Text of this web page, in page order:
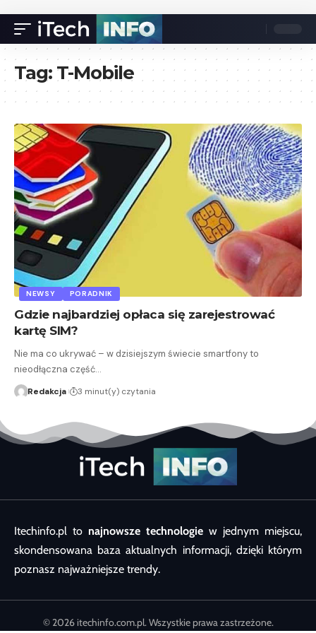
Tag: T-Mobile
NEWSY PORADNIK
Gdzie najbardziej opłaca się zarejestrować
kartę SIM?
Nie ma co ukrywać – w dzisiejszym świecie smartfony to
nieodłączna część…
Redakcja 3 minut(y) czytania
Itechinfo.pl to najnowsze technologie w jednym miejscu,
skondensowana baza aktualnych informacji, dzięki którym
poznasz najważniejsze trendy.
© 2026 itechinfo.com.pl. Wszystkie prawa zastrzeżone.